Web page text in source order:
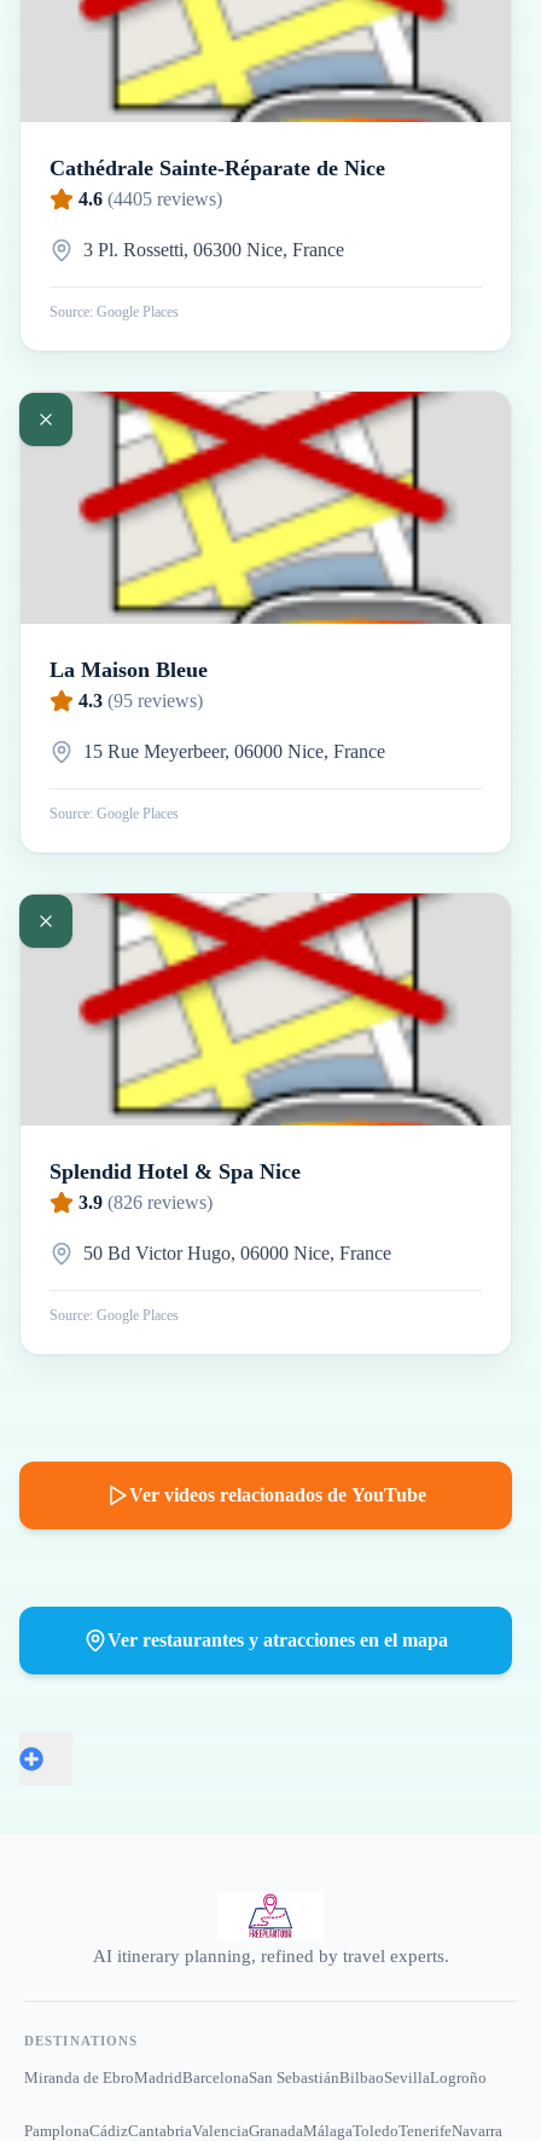
Cathédrale Sainte-Réparate de Nice
4.6 (4405 reviews)
3 Pl. Rossetti, 06300 Nice, France
Source: Google Places
La Maison Bleue
4.3 (95 reviews)
15 Rue Meyerbeer, 06000 Nice, France
Source: Google Places
Splendid Hotel & Spa Nice
3.9 (826 reviews)
50 Bd Victor Hugo, 06000 Nice, France
Source: Google Places
Ver videos relacionados de YouTube
Ver restaurantes y atracciones en el mapa
AI itinerary planning, refined by travel experts.
DESTINATIONS
Miranda de EbroMadridBarcelonaSan SebastiánBilbaoSevillaLogroño
PamplonaCádizCantabriaValenciaGranadaMálagaToledoTenerifeNavarra